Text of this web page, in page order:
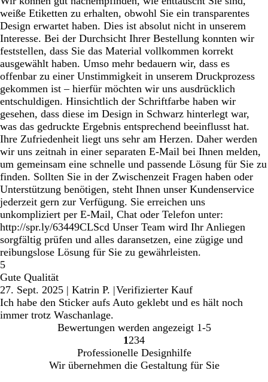
weiße Etiketten zu erhalten, obwohl Sie ein transparentes
Design erwartet haben. Dies ist absolut nicht in unserem
Interesse. Bei der Durchsicht Ihrer Bestellung konnten wir
feststellen, dass Sie das Material vollkommen korrekt
ausgewählt haben. Umso mehr bedauern wir, dass es
offenbar zu einer Unstimmigkeit in unserem Druckprozess
gekommen ist – hierfür möchten wir uns ausdrücklich
entschuldigen. Hinsichtlich der Schriftfarbe haben wir
gesehen, dass diese im Design in Schwarz hinterlegt war,
was das gedruckte Ergebnis entsprechend beeinflusst hat.
Ihre Zufriedenheit liegt uns sehr am Herzen. Daher werden
wir uns zeitnah in einer separaten E-Mail bei Ihnen melden,
um gemeinsam eine schnelle und passende Lösung für Sie zu
finden. Sollten Sie in der Zwischenzeit Fragen haben oder
Unterstützung benötigen, steht Ihnen unser Kundenservice
jederzeit gern zur Verfügung. Sie erreichen uns
unkompliziert per E-Mail, Chat oder Telefon unter:
http://spr.ly/63449CLScd Unser Team wird Ihr Anliegen
sorgfältig prüfen und alles daransetzen, eine zügige und
reibungslose Lösung für Sie zu gewährleisten.
5
Gute Qualität
27. Sept. 2025 | Katrin P. |Verifizierter Kauf
Ich habe den Sticker aufs Auto geklebt und es hält noch
immer trotz Waschanlage.
Bewertungen werden angezeigt 1-5
Gehe
zu
Seite
1 Gehe
zu
Seite
2 Gehe
zu
Seite
3Gehe
zu
Seite
4
Professionelle Designhilfe
Wir übernehmen die Gestaltung für Sie